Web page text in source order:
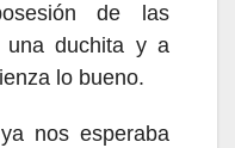
de las
una duchita y a
lo bueno.
ya nos esperaba